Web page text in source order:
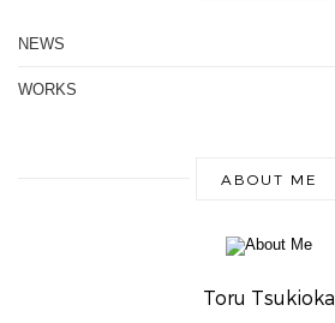
NEWS
WORKS
ABOUT ME
Toru Tsukioka